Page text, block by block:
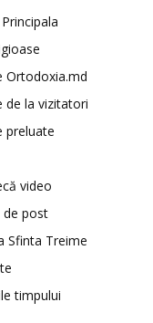
Ortodoxia.md
de la vizitatori
preluate
video
de post
Sfinta Treime
timpului